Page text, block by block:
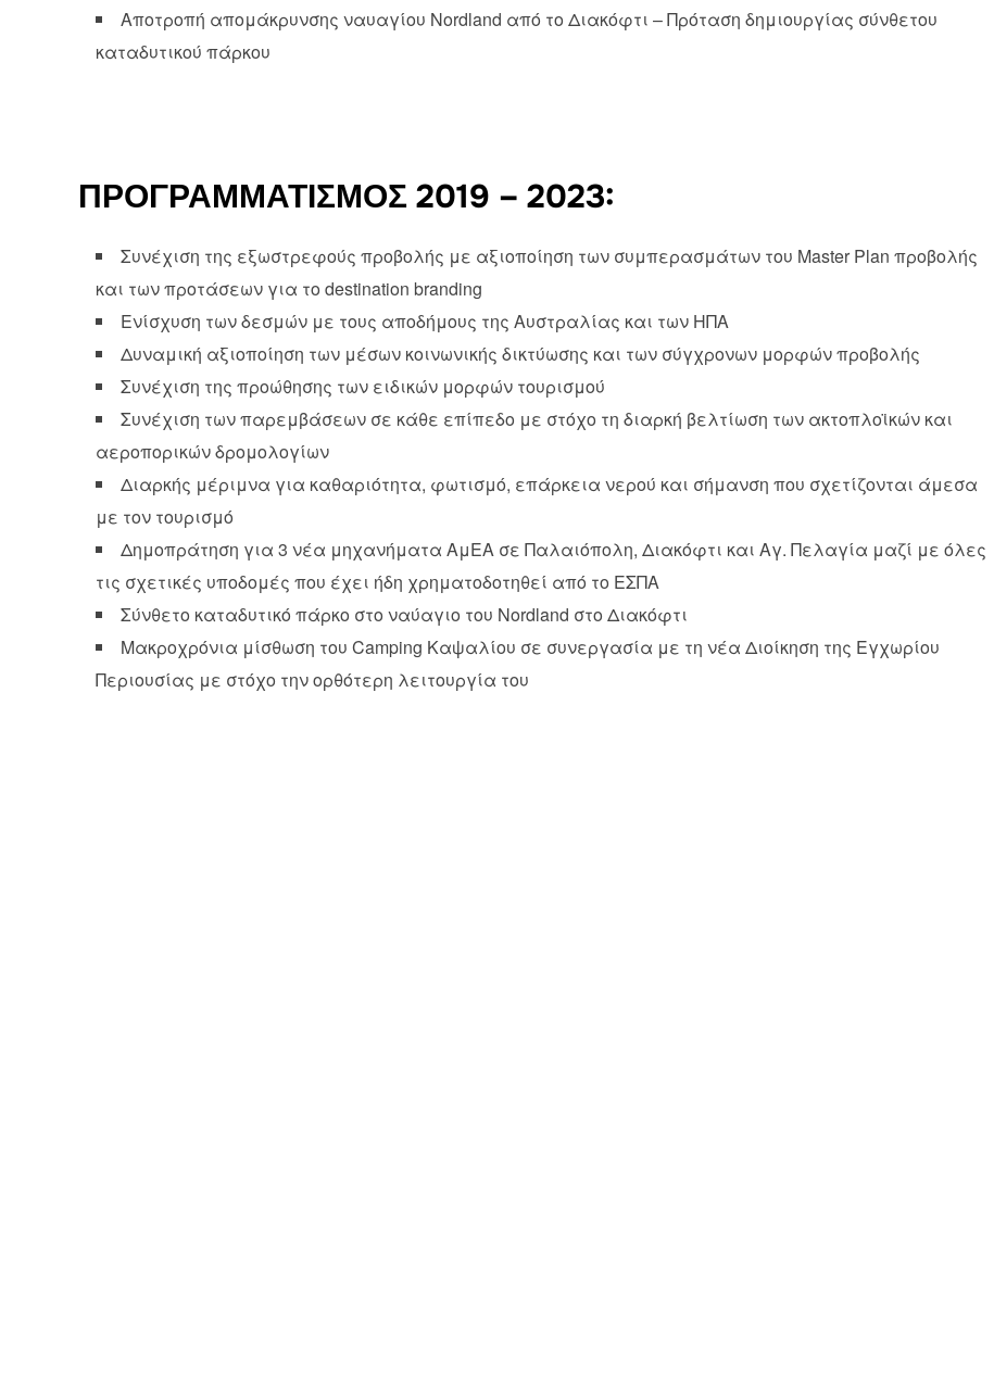
Αποτροπή απομάκρυνσης ναυαγίου Nordland από το Διακόφτι – Πρόταση δημιουργίας σύνθετου
καταδυτικού πάρκου
ΠΡΟΓΡΑΜΜΑΤΙΣΜΟΣ 2019 – 2023:
Συνέχιση της εξωστρεφούς προβολής με αξιοποίηση των συμπερασμάτων του Master Plan προβολής
και των προτάσεων για το destination branding
Ενίσχυση των δεσμών με τους αποδήμους της Αυστραλίας και των ΗΠΑ
Δυναμική αξιοποίηση των μέσων κοινωνικής δικτύωσης και των σύγχρονων μορφών προβολής
Συνέχιση της προώθησης των ειδικών μορφών τουρισμού
Συνέχιση των παρεμβάσεων σε κάθε επίπεδο με στόχο τη διαρκή βελτίωση των ακτοπλοϊκών και
αεροπορικών δρομολογίων
Διαρκής μέριμνα για καθαριότητα, φωτισμό, επάρκεια νερού και σήμανση που σχετίζονται άμεσα
με τον τουρισμό
Δημοπράτηση για 3 νέα μηχανήματα ΑμΕΑ σε Παλαιόπολη, Διακόφτι και Αγ. Πελαγία μαζί με όλες
τις σχετικές υποδομές που έχει ήδη χρηματοδοτηθεί από το ΕΣΠΑ
Σύνθετο καταδυτικό πάρκο στο ναύαγιο του Nordland στο Διακόφτι
Μακροχρόνια μίσθωση του Camping Καψαλίου σε συνεργασία με τη νέα Διοίκηση της Εγχωρίου
Περιουσίας με στόχο την ορθότερη λειτουργία του